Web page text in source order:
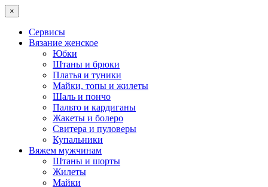
×
Сервисы
Вязание женское
Юбки
Штаны и брюки
Платья и туники
Майки, топы и жилеты
Шаль и пончо
Пальто и кардиганы
Жакеты и болеро
Свитера и пуловеры
Купальники
Вяжем мужчинам
Штаны и шорты
Жилеты
Майки